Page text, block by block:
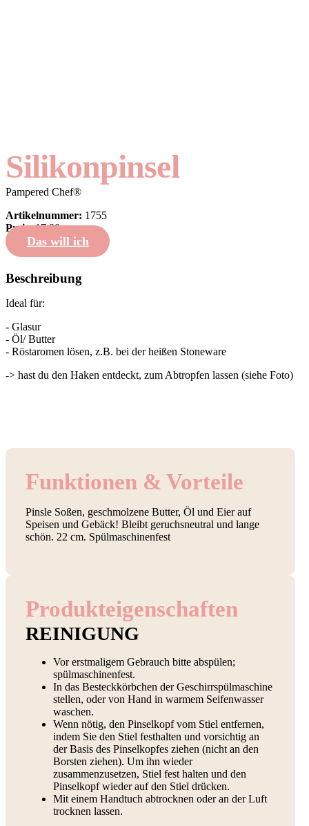
Silikonpinsel
Pampered Chef®
Artikelnummer: 1755
Preis:17,90
Das will ich
Beschreibung
Ideal für:
- Glasur
- Öl/ Butter
- Röstaromen lösen, z.B. bei der heißen Stoneware
-> hast du den Haken entdeckt, zum Abtropfen lassen (siehe Foto)
Funktionen & Vorteile
Pinsle Soßen, geschmolzene Butter, Öl und Eier auf
Speisen und Gebäck! Bleibt geruchsneutral und lange
schön. 22 cm. Spülmaschinenfest
Produkt­eigenschaften
REINIGUNG
Vor erstmaligem Gebrauch bitte abspülen;
spülmaschinenfest.
In das Besteckkörbchen der Geschirrspülmaschine
stellen, oder von Hand in warmem Seifenwasser
waschen.
Wenn nötig, den Pinselkopf vom Stiel entfernen,
indem Sie den Stiel festhalten und vorsichtig an
der Basis des Pinselkopfes ziehen (nicht an den
Borsten ziehen). Um ihn wieder
zusammenzusetzen, Stiel fest halten und den
Pinselkopf wieder auf den Stiel drücken.
Mit einem Handtuch abtrocknen oder an der Luft
trocknen lassen.